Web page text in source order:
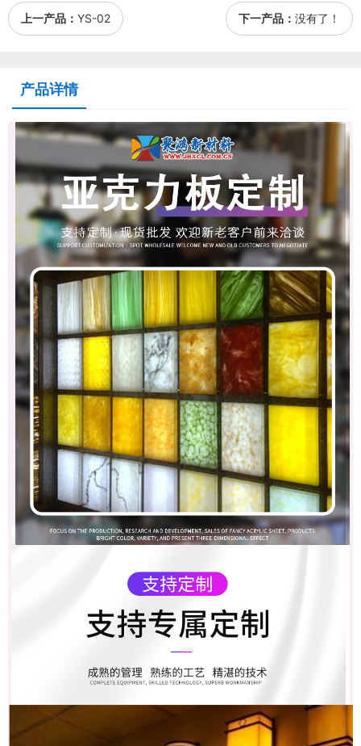
上一产品： YS-02 下一产品： 没有了！
产品详情